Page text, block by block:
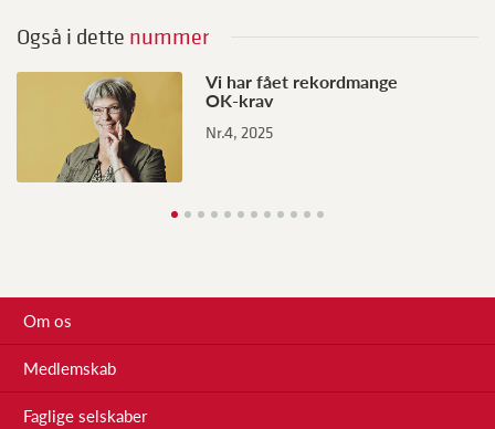
Også i dette nummer
Vi har fået rekordmange
OK-krav
Nr.4, 2025
Om os
Medlemskab
Faglige selskaber